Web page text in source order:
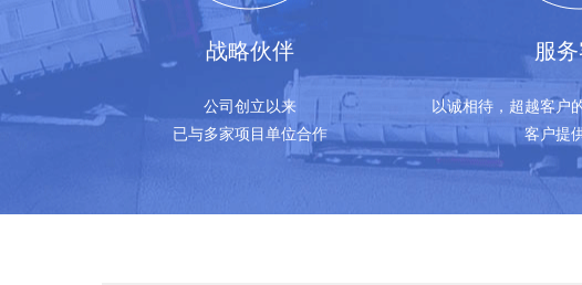
战略伙伴
公司创立以来
已与多家项目单位合作
服
以诚相待，超越客户
客户提